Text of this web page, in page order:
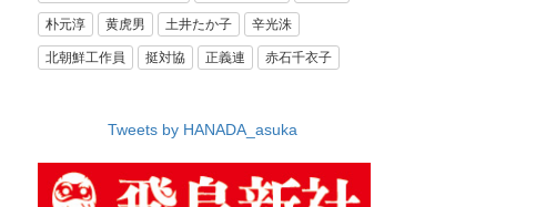
朴元淳 黄虎男 土井たか子 辛光洙
北朝鮮工作員 挺対協 正義連 赤石千衣子
Tweets by HANADA_asuka